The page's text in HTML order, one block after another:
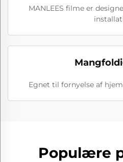
MANLEES filme er
Egnet til fornyelse af
Populære